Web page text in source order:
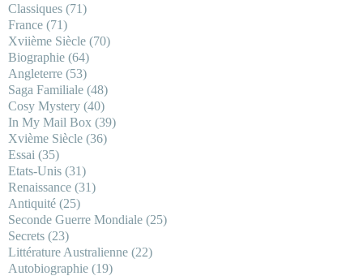
Classiques (71)
France (71)
Xviième Siècle (70)
Biographie (64)
Angleterre (53)
Saga Familiale (48)
Cosy Mystery (40)
In My Mail Box (39)
Xvième Siècle (36)
Essai (35)
Etats-Unis (31)
Renaissance (31)
Antiquité (25)
Seconde Guerre Mondiale (25)
Secrets (23)
Littérature Australienne (22)
Autobiographie (19)